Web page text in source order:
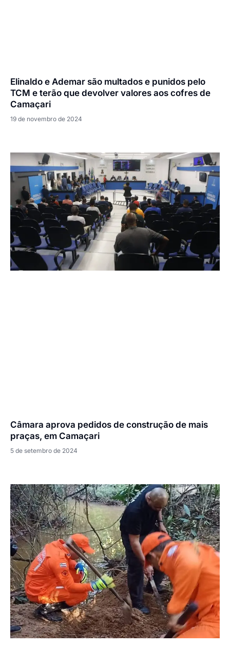
Elinaldo e Ademar são multados e punidos pelo
TCM e terão que devolver valores aos cofres de
Camaçari
19 de novembro de 2024
Câmara aprova pedidos de construção de mais
praças, em Camaçari
5 de setembro de 2024